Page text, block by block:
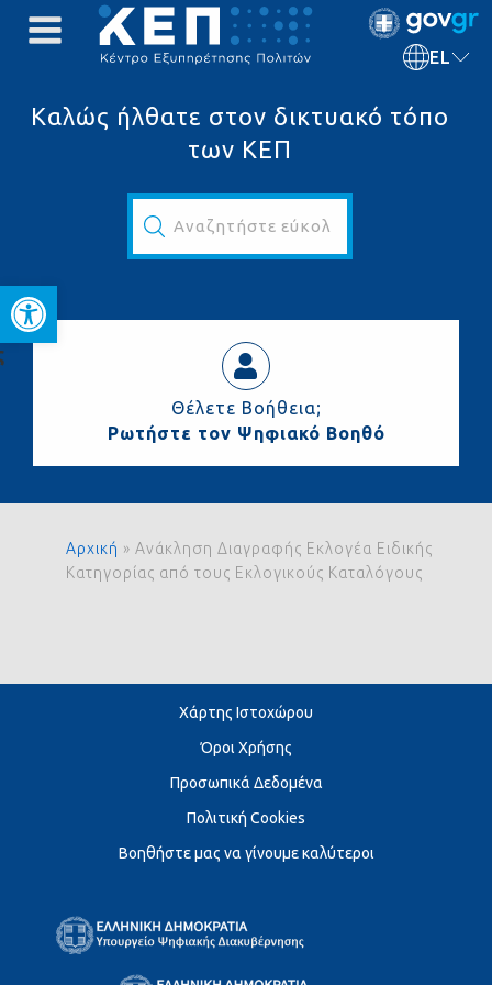
Ανοίξτε τη γραμμή
EL
Καλώς ήλθατε στον δικτυακό τόπο
των ΚΕΠ
Αναζητήστε εύκολα και γρήγορα...
Θέλετε Βοήθεια;
Ρωτήστε τον Ψηφιακό Βοηθό
Αρχική » Ανάκληση Διαγραφής Εκλογέα Ειδικής
Κατηγορίας από τους Εκλογικούς Καταλόγους
Χάρτης Ιστοχώρου
Όροι Χρήσης
Προσωπικά Δεδομένα
Πολιτική Cookies
Βοηθήστε μας να γίνουμε καλύτεροι